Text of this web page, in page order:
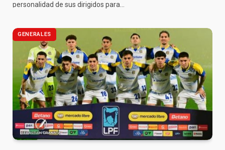
personalidad de sus dirigidos para…
GENERALES